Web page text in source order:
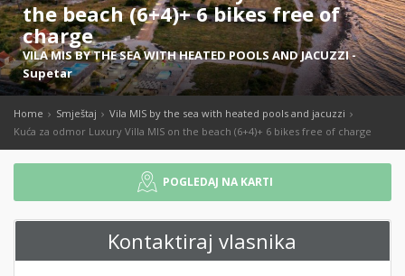
the beach (6+4)+ 6 bikes free of
charge
VILA MIS BY THE SEA WITH HEATED POOLS AND JACUZZI-
Supetar
Home Smještaj
Vila MIS by the sea with heated pools and jacuzzi
Kuća za odmor Luxury Villa MIS on the beach (6+4)+ 6 bikes free of charge
POGLEDAJ NA KARTI
Kontaktiraj vlasnika